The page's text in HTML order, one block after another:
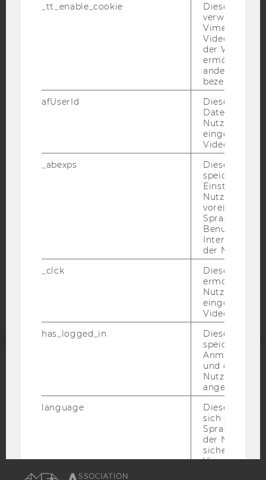
Blog
Bluesky
BARRIEREFREIHEITSERKLÄRUNG WEBSEITE
DATENSCHUTZERKLÄRUNG SOCIAL MEDIA
STUDIENBEWERBER*INNEN UND STUDIERENDE
Barrierefreiheitserklärung
EQUIS AACSB
AMBA
_tt_enable_cookie
Dieses
verwendet,
Vimeo-
der WU-
ermöglichen
andere nicht
bezeichnete
afUserId
Dieses
Daten von
Videos
_abexps
Dieses Cookie
speichert
Nutzer*in, zB.
Sprache,
der Nutzer*in
_clck
Dieses Cookie
ermöglicht
Nutzung des
Video Players
has_logged_in
Dieses Cookie
speichert
und ob sich
Nutzer*in
angemeldet
language
Dieses
sich die
der
Vimeo in der